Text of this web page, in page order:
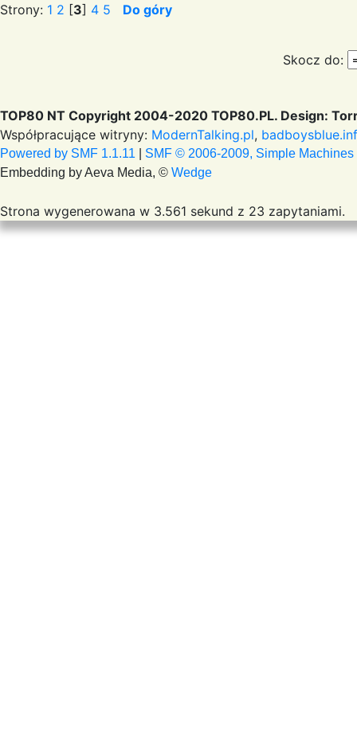
Strony: 1 2 [3] 4 5 Do góry
Skocz do:
TOP80 NT Copyright 2004-2020 TOP80.PL. Design:
Współpracujące witryny: ModernTalking.pl,
Powered by SMF 1.1.11
SMF © 2006-2009, Simple Machines
Embedding by Aeva Media, © Wedge
Strona wygenerowana w 3.561 sekund z 23 zapytaniami.